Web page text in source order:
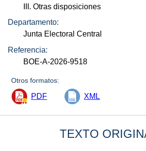
III. Otras disposiciones
Departamento:
Junta Electoral Central
Referencia:
BOE-A-2026-9518
Otros formatos:
PDF XML
TEXTO